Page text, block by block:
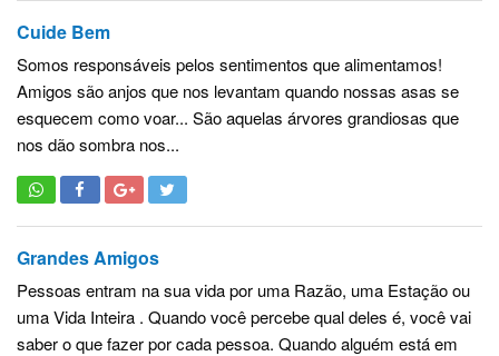
Cuide Bem
Somos responsáveis pelos sentimentos que alimentamos!
Amigos são anjos que nos levantam quando nossas asas se
esquecem como voar... São aquelas árvores grandiosas que
nos dão sombra nos...
Grandes Amigos
Pessoas entram na sua vida por uma Razão, uma Estação ou
uma Vida Inteira . Quando você percebe qual deles é, você vai
saber o que fazer por cada pessoa. Quando alguém está em